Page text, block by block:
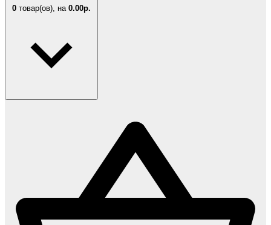
0 товар(ов), на 0.00р.